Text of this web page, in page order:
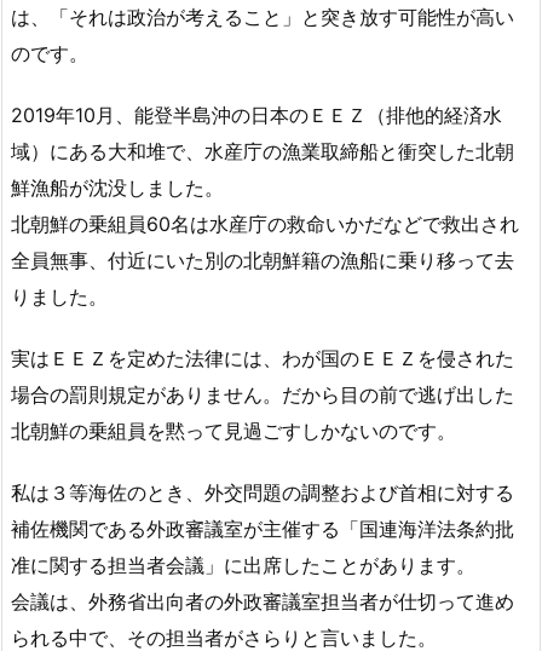
は、「それは政治が考えること」と突き放す可能性が高い
のです。
2019年10月、能登半島沖の日本のＥＥＺ（排他的経済水
域）にある大和堆で、水産庁の漁業取締船と衝突した北朝
鮮漁船が沈没しました。
北朝鮮の乗組員60名は水産庁の救命いかだなどで救出され
全員無事、付近にいた別の北朝鮮籍の漁船に乗り移って去
りました。
実はＥＥＺを定めた法律には、わが国のＥＥＺを侵された
場合の罰則規定がありません。だから目の前で逃げ出した
北朝鮮の乗組員を黙って見過ごすしかないのです。
私は３等海佐のとき、外交問題の調整および首相に対する
補佐機関である外政審議室が主催する「国連海洋法条約批
准に関する担当者会議」に出席したことがあります。
会議は、外務省出向者の外政審議室担当者が仕切って進め
られる中で、その担当者がさらりと言いました。